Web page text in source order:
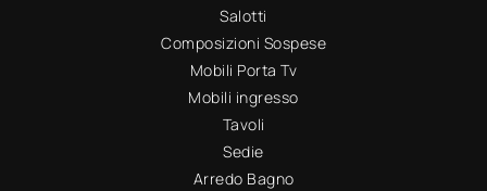
Salotti
Composizioni Sospese
Mobili Porta Tv
Mobili ingresso
Tavoli
Sedie
Arredo Bagno